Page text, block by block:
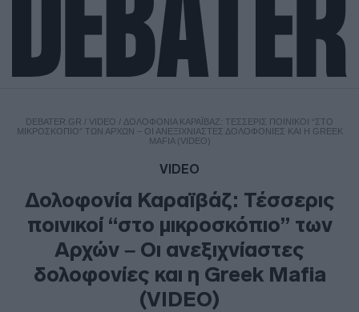
DEBATER.GR / VIDEO / ΔΟΛΟΦΟΝΊΑ ΚΑΡΑΪΒΆΖ: ΤΈΣΣΕΡΙΣ ΠΟΙΝΙΚΟΊ “ΣΤΟ
ΜΙΚΡΟΣΚΌΠΙΟ” ΤΩΝ ΑΡΧΏΝ – ΟΙ ΑΝΕΞΙΧΝΊΑΣΤΕΣ ΔΟΛΟΦΟΝΊΕΣ ΚΑΙ Η GREEK
MAFIA (VIDEO)
VIDEO
Δολοφονία Καραϊβάζ: Τέσσερις
ποινικοί “στο μικροσκόπιο” των
Αρχών – Οι ανεξιχνίαστες
δολοφονίες και η Greek Mafia
(VIDEO)